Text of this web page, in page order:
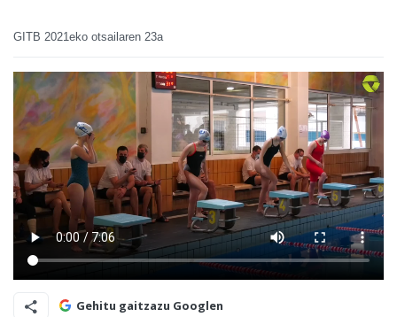
GITB 2021eko otsailaren 23a
Gehitu gaitzazu Googlen